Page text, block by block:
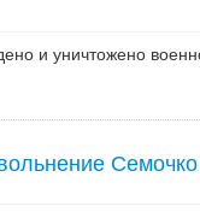
и уничтожено
Семочко